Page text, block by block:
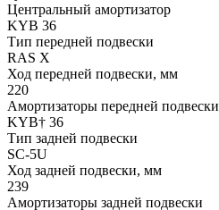
Центральный амортизатор
KYB 36
Тип передней подвески
RAS X
Ход передней подвески, мм
220
Амортизаторы передней подвески
KYB† 36
Тип задней подвески
SC-5U
Ход задней подвески, мм
239
Амортизаторы задней подвески